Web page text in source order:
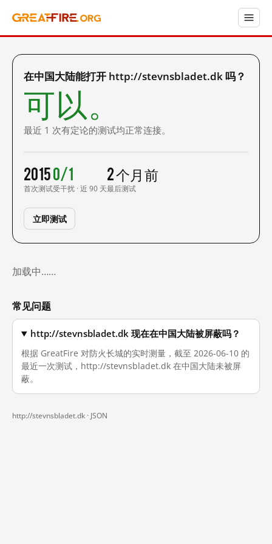
在中国大陆能打开 http://stevnsbladet.dk 吗？
可以。
最近 1 次有定论的测试均正常连接。
2015
首次测试
0/1
受干扰 · 近 90 天
2 个月前
最后测试
立即测试
加载中……
常见问题
http://stevnsbladet.dk 现在在中国大陆被屏蔽吗？
根据 GreatFire 对防火长城的实时测量，截至 2026-06-10 的
最近一次测试，http://stevnsbladet.dk 在中国大陆未被屏
蔽。
http://stevnsbladet.dk · JSON